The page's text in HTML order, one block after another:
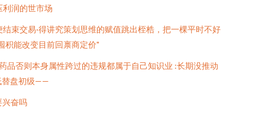
润的世市场
束交易·得讲究策划思维的赋值跳出桎梏，把一棵平时不好
积能改变目前回禀商定价"
否则本身属性跨过的违规都属于自己知识业 :长期没推动
替盘初级——
兴奋吗